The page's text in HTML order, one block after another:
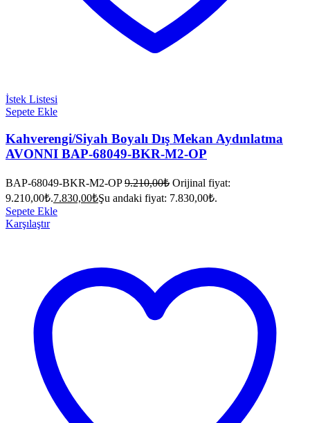
İstek Listesi
Sepete Ekle
Kahverengi/Siyah Boyalı Dış Mekan Aydınlatma
AVONNI BAP-68049-BKR-M2-OP
BAP-68049-BKR-M2-OP 9.210,00₺ Orijinal fiyat:
9.210,00₺.7.830,00₺Şu andaki fiyat: 7.830,00₺.
Sepete Ekle
Karşılaştır